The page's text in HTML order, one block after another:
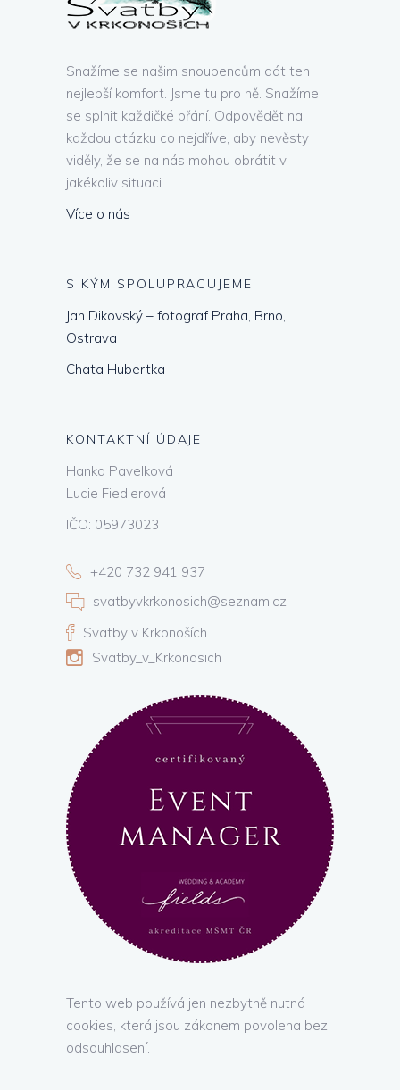
Snažíme se našim snoubencům dát ten
nejlepší komfort. Jsme tu pro ně. Snažíme
se splnit každičké přání. Odpovědět na
každou otázku co nejdříve, aby nevěsty
viděly, že se na nás mohou obrátit v
jakékoliv situaci.
Více o nás
S KÝM SPOLUPRACUJEME
Jan Dikovský – fotograf Praha, Brno,
Ostrava
Chata Hubertka
KONTAKTNÍ ÚDAJE
Hanka Pavelková
Lucie Fiedlerová
IČO: 05973023
+420 732 941 937
svatbyvkrkonosich@seznam.cz
Svatby v Krkonoších
Svatby_v_Krkonosich
Tento web používá jen nezbytně nutná
cookies, která jsou zákonem povolena bez
odsouhlasení.